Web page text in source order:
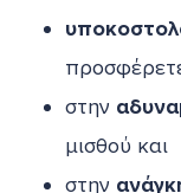
στην
μισθού και
στην